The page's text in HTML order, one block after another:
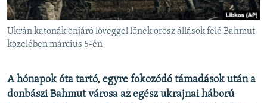
Valamennyi RFE/RL weboldal
Ukrán katonák önjáró löveggel lőnek orosz állások felé Bahmut
közelében március 5-én
A hónapok óta tartó, egyre fokozódó támadások után a
donbászi Bahmut városa az egész ukrajnai háború